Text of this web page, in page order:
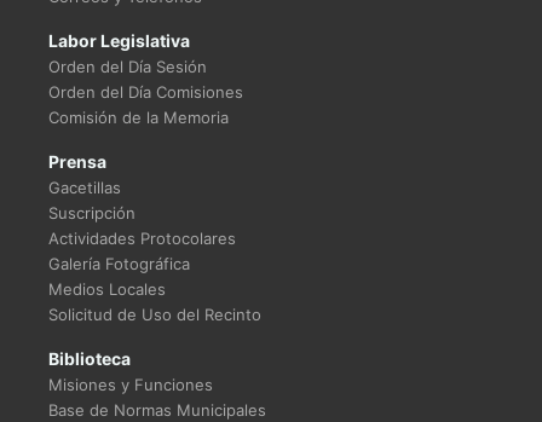
Labor Legislativa
Orden del Día Sesión
Orden del Día Comisiones
Comisión de la Memoria
Prensa
Gacetillas
Suscripción
Actividades Protocolares
Galería Fotográfica
Medios Locales
Solicitud de Uso del Recinto
Biblioteca
Misiones y Funciones
Base de Normas Municipales